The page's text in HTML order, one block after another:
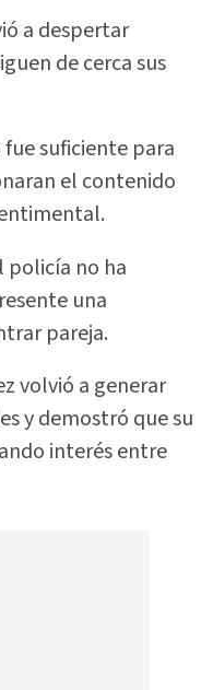
a despertar
de cerca sus
suficiente para
el contenido
policía no ha
una
pareja.
volvió a generar
y demostró que su
interés entre